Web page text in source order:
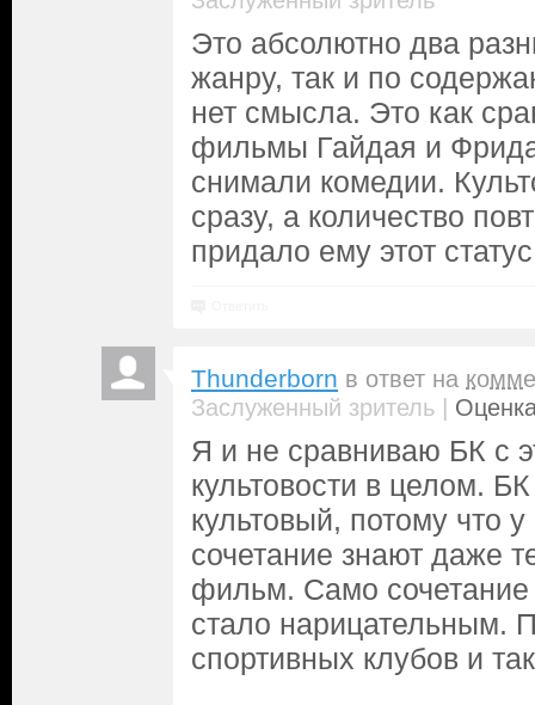
Это абсолютно два
жанру, так и по
нет смысла. Это как
фильмы Гайдая и
снимали комедии.
сразу, а количество
придало ему этот
Thunderborn в ответ на
Заслуженный зритель |
Я и не сравниваю БК с
культовости в целом.
культовый, потому что
сочетание знают даже
фильм. Само сочетание
стало нарицательным.
спортивных клубов и